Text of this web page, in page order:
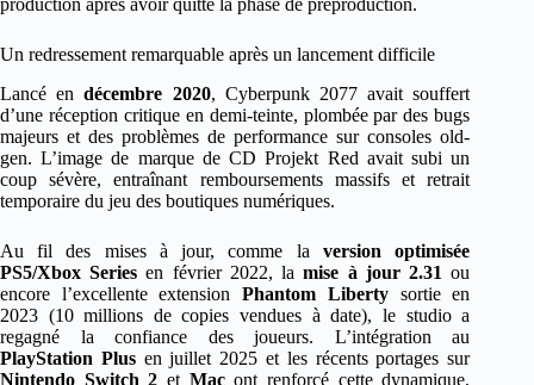
production après avoir quitté la phase de préproduction.
Un redressement remarquable après un lancement difficile
Lancé endécembre 2020, Cyberpunk 2077 avait souffert
d’une réception critique en demi-teinte, plombée par des bugs
majeurs et des problèmes de performance sur consoles old-
gen. L’image de marque de CD Projekt Red avait subi un
coup sévère, entraînant remboursements massifs et retrait
temporaire du jeu des boutiques numériques.
Au fil des mises à jour, comme la version optimisée
PS5/Xbox Series en février 2022, lamise à jour 2.31 ou
encore l’excellente extensionPhantom Libertysortie en
2023 (10 millions de copies vendues à date), le studio a
regagné la confiance des joueurs. L’intégration au
PlayStation Plusen juillet 2025 et les récents portages sur
Nintendo Switch 2 et Macont renforcé cette dynamique,